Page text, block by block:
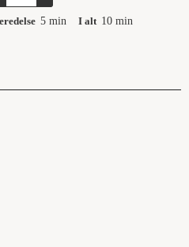
5 min I alt 10 min